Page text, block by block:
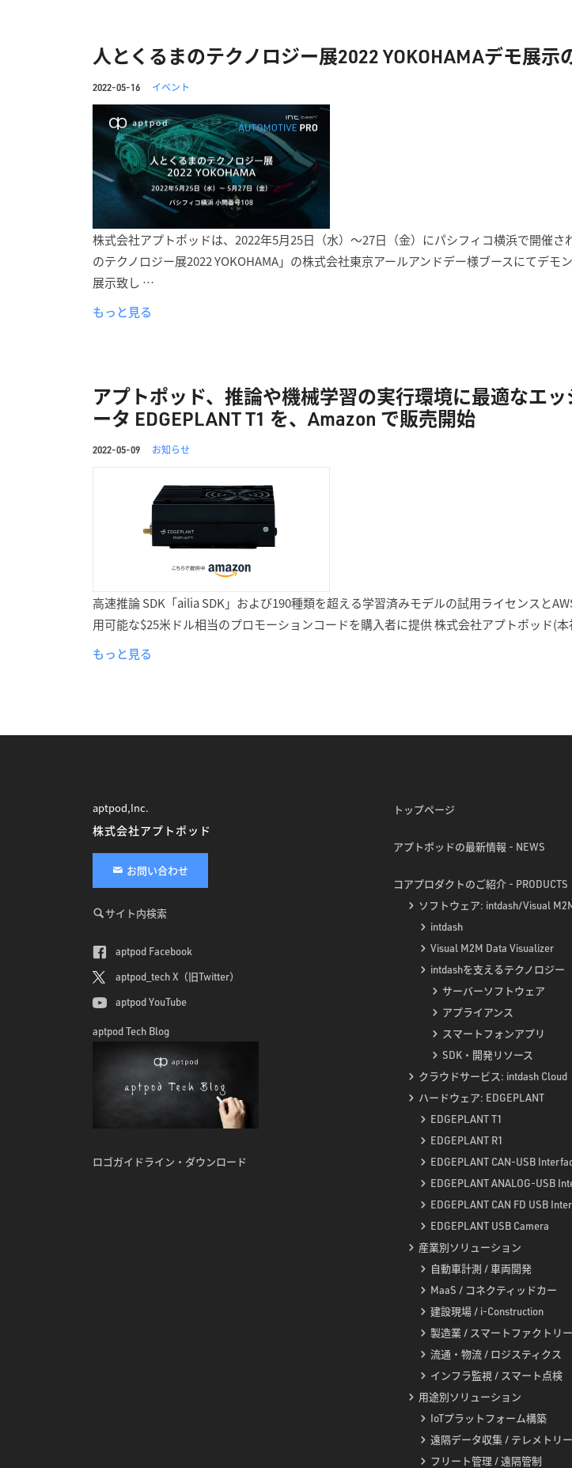
人とくるまのテクノロジー展2022 YOKOHAMAデモ展示
2022-05-16 イベント
株式会社アプトポッドは、2022年5月25日（水）〜27日（金）にパシフィコ横浜で開催さ
のテクノロジー展2022 YOKOHAMA」の株式会社東京アールアンドデー様ブースにてデモ
展示致し …
もっと見る
アプトポッド、推論や機械学習の実行環境に最適なエッ
ータ EDGEPLANT T1 を、Amazon で販売開始
2022-05-09 お知らせ
高速推論 SDK「ailia SDK」および190種類を超える学習済みモデルの試用ライセンスと
用可能な$25米ドル相当のプロモーションコードを購入者に提供 株式会社アプトポッド(
もっと見る
aptpod,Inc.
株式会社アプトポッド
お問い合わせ
サイト内検索
aptpod Facebook
aptpod_tech X（旧Twitter）
aptpod YouTube
aptpod Tech Blog
ロゴガイドライン・ダウンロード
トップページ
アプトポッドの最新情報 - NEWS
コアプロダクトのご紹介 - PRODUCTS
ソフトウェア: intdash/Visual
intdash
Visual M2M Data Visualizer
intdashを支えるテクノロジー
サーバーソフトウェア
アプライアンス
スマートフォンアプリ
SDK・開発リソース
クラウドサービス: intdash Cloud
ハードウェア: EDGEPLANT
EDGEPLANT T1
EDGEPLANT R1
EDGEPLANT CAN-USB
EDGEPLANT ANALOG-USB
EDGEPLANT CAN FD USB
EDGEPLANT USB Camera
産業別ソリューション
自動車計測 / 車両開発
MaaS / コネクティッドカー
建設現場 / i-Construction
製造業 / スマートファクトリー
流通・物流 / ロジスティクス
インフラ監視 / スマート点検
用途別ソリューション
IoTプラットフォーム構築
遠隔データ収集 / テレメトリー
フリート管理 / 遠隔管制